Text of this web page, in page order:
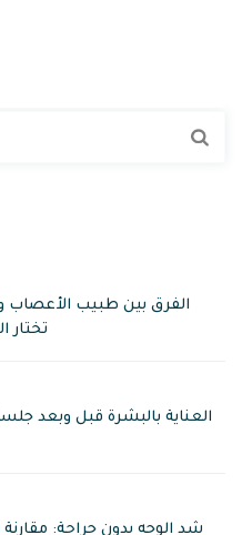
الفرق بين طبيب الأعصاب
تختار
العناية بالبشرة قبل وبعد
شد الوجه بدون جراحة: مقارنة